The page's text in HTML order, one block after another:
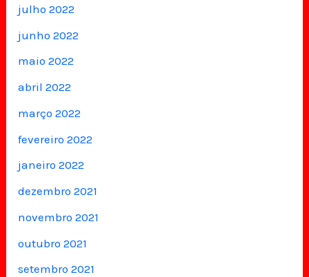
julho 2022
junho 2022
maio 2022
abril 2022
março 2022
fevereiro 2022
janeiro 2022
dezembro 2021
novembro 2021
outubro 2021
setembro 2021